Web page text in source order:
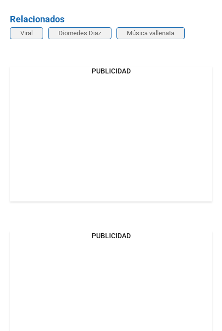
Relacionados
Viral Diomedes Diaz Música vallenata
PUBLICIDAD
PUBLICIDAD